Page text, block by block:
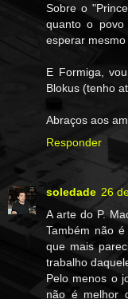
Sobre o
quanto o
esperar mesmo
E Formiga,
Blokus (tenho
Abraços aos
Responder
soledade 26
A arte do P.
Também não
que mais
trabalho
Pelo menos o
não é melhor